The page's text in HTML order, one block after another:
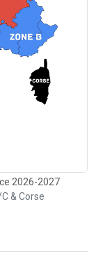
2026-2027
& Corse